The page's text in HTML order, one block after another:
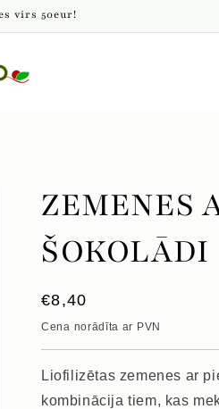
virs 50eur!
ZEMENES
ŠOKOLĀDI
Parastā
cena
€8,40
Cena norādīta ar PVN
Liofilizētas zemenes ar
kombinācija tiem, kas